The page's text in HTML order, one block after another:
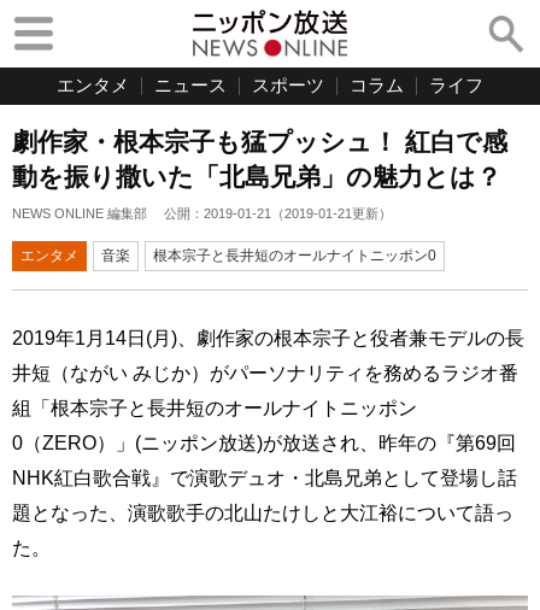
エンタメ ニュース スポーツ コラム ライフ
劇作家・根本宗子も猛プッシュ！ 紅白で感
動を振り撒いた「北島兄弟」の魅力とは？
NEWS ONLINE 編集部 公開： 2019-01-21 （2019-01-21更新）
エンタメ 音楽 根本宗子と長井短のオールナイトニッポン0
2019年1月14日(月)、劇作家の根本宗子と役者兼モデルの長
井短（ながい みじか）がパーソナリティを務めるラジオ番
組「根本宗子と長井短のオールナイトニッポン
0（ZERO）」(ニッポン放送)が放送され、昨年の『第69回
NHK紅白歌合戦』で演歌デュオ・北島兄弟として登場し話
題となった、演歌歌手の北山たけしと大江裕について語っ
た。